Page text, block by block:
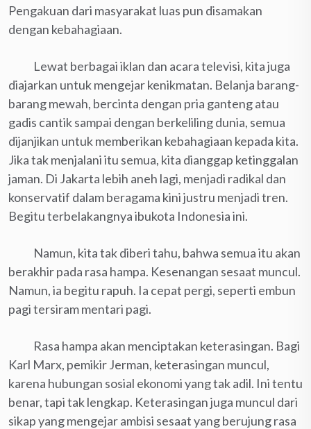
Pengakuan dari masyarakat luas pun disamakan
dengan kebahagiaan.
Lewat berbagai iklan dan acara televisi, kita juga
diajarkan untuk mengejar kenikmatan. Belanja barang-
barang mewah, bercinta dengan pria ganteng atau
gadis cantik sampai dengan berkeliling dunia, semua
dijanjikan untuk memberikan kebahagiaan kepada kita.
Jika tak menjalani itu semua, kita dianggap ketinggalan
jaman. Di Jakarta lebih aneh lagi, menjadi radikal dan
konservatif dalam beragama kini justru menjadi tren.
Begitu terbelakangnya ibukota Indonesia ini.
Namun, kita tak diberi tahu, bahwa semua itu akan
berakhir pada rasa hampa. Kesenangan sesaat muncul.
Namun, ia begitu rapuh. Ia cepat pergi, seperti embun
pagi tersiram mentari pagi.
Rasa hampa akan menciptakan keterasingan. Bagi
Karl Marx, pemikir Jerman, keterasingan muncul,
karena hubungan sosial ekonomi yang tak adil. Ini tentu
benar, tapi tak lengkap. Keterasingan juga muncul dari
sikap yang mengejar ambisi sesaat yang berujung rasa